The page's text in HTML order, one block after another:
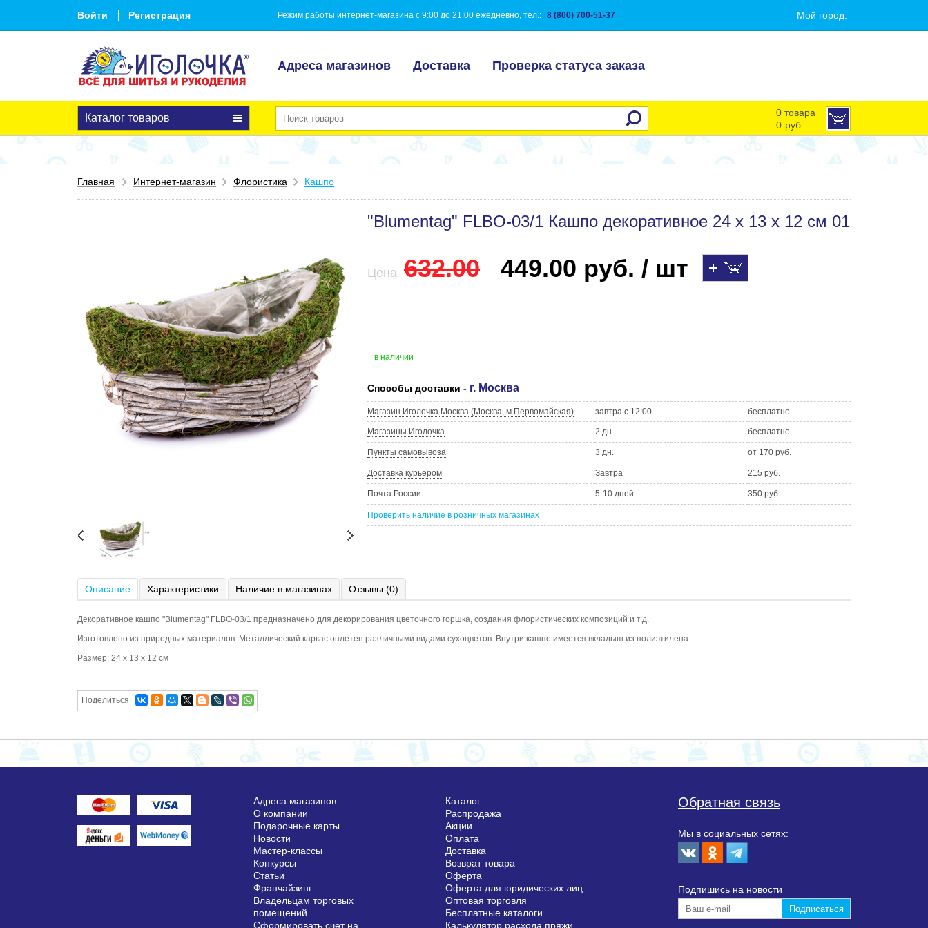
Войти Регистрация Режим работы интернет-магазина с 9:00 до 21:00 ежедневно, тел.: 8 (800) 700-51-37 Мой город:
Адреса магазинов Доставка Проверка статуса заказа
Каталог товаров
0 товара
0 руб.
Главная Интернет-магазин Флористика Кашпо
"Blumentag" FLBO-03/1 Кашпо декоративное 24 х 13 х 12 см 01
Цена 632.00 449.00 руб. / шт
в наличии
Способы доставки - г. Москва
Магазин Иголочка Москва (Москва, м.Первомайская) завтра с 12:00 бесплатно
Магазины Иголочка 2 дн. бесплатно
Пункты самовывоза 3 дн. от 170 руб.
Доставка курьером Завтра 215 руб.
Почта России 5-10 дней 350 руб.
Проверить наличие в розничных магазинах
Описание Характеристики Наличие в магазинах Отзывы (0)
Декоративное кашпо "Blumentag" FLBO-03/1 предназначено для декорирования цветочного горшка, создания флористических композиций и т.д.
Изготовлено из природных материалов. Металлический каркас оплетен различными видами сухоцветов. Внутри кашпо имеется вкладыш из полиэтилена.
Размер: 24 х 13 х 12 см
Поделиться
Адреса магазинов
О компании
Подарочные карты
Новости
Мастер-классы
Конкурсы
Статьи
Франчайзинг
Владельцам торговых
помещений
Сформировать счет на
Каталог
Распродажа
Акции
Оплата
Доставка
Возврат товара
Оферта
Оферта для юридических лиц
Оптовая торговля
Бесплатные каталоги
Калькулятор расхода пряжи
Обратная связь
Мы в социальных сетях:
Подпишиcь на новости